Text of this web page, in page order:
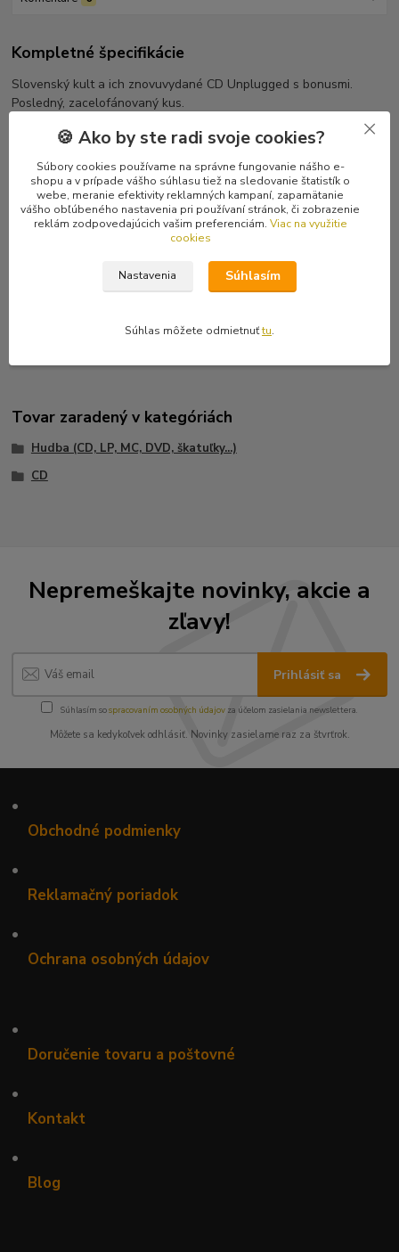
Kompletné špecifikácie
Slovenský kult a ich znovuvydané CD Unplugged s bonusmi.
Posledný, zacelofánovaný kus.
Tracklist
1 Mosty (Pop mix)
2 Lovesong (Rádio mix)
3 Deti zla (demo)
4 Ena (demo)
5 Kafka (demo)
7 Lovesong (demo)
8 Mosty (Club mix)
VIDEO Prasobiphonia - unplugged (CD-ROM video)
Tovar zaradený v kategóriách
Hudba (CD, LP, MC, DVD, škatuľky...)
CD
Nepremeškajte novinky, akcie a
zľavy!
Prihlásiť sa
Súhlasím sospracovaním osobných údajov za účelom zasielania newslettera.
Môžete sa kedykoľvek odhlásiť. Novinky zasielame raz za štvrťrok.
•
Obchodné podmienky
•
Reklamačný poriadok
•
Ochrana osobných údajov
•
Doručenie tovaru a poštovné
•
Kontakt
•
Blog
🍪 Ako by ste radi svoje cookies?
Súbory cookies používame na správne fungovanie nášho e-
shopu a v prípade vášho súhlasu tiež na sledovanie štatistík o
webe, meranie efektivity reklamných kampaní, zapamätanie
vášho obľúbeného nastavenia pri používaní stránok, či zobrazenie
reklám zodpovedajúcich vašim preferenciám. Viac na využitie
cookies
Nastavenia Súhlasím
Súhlas môžete odmietnuťtu.